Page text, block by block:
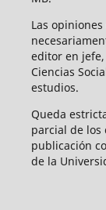
Las
editor en
Ciencias
estudios.
Queda
parcial de los
publicación
de la